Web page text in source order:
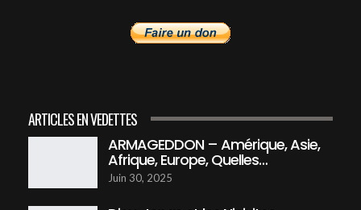
ARTICLES EN VEDETTES
ARMAGEDDON – Amérique, Asie,
Afrique, Europe, Quelles…
Juin 30, 2025